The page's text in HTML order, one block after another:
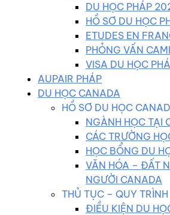
DU HỌC PHÁP
HỒ SƠ DU HỌC
ETUDES EN
PHỎNG VẤN
VISA DU HỌC
AUPAIR PHÁP
DU HỌC CANADA
HỒ SƠ DU HỌC
NGÀNH HỌC TẠI
CÁC TRƯỜNG
HỌC BỔNG DU
VĂN HÓA – ĐẤT
NGƯỜI CANADA
THỦ TỤC – QUY TRÌNH
ĐIỀU KIỆN DU